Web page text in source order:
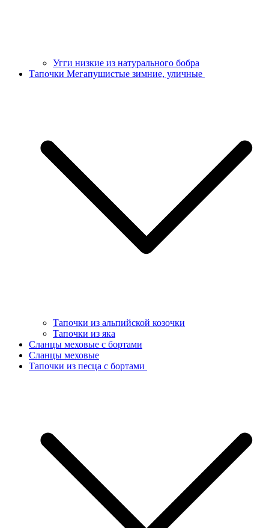
Угги низкие из натурального бобра
Тапочки Мегапушистые зимние, уличные
Тапочки из альпийской козочки
Тапочки из яка
Сланцы меховые с бортами
Сланцы меховые
Тапочки из песца с бортами